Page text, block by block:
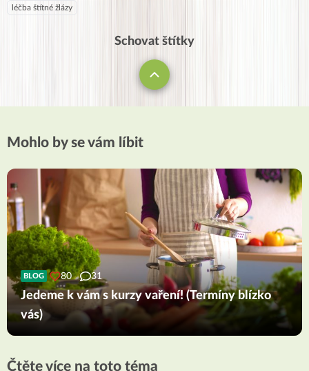
léčba štítné žlázy
Schovat štítky
Mohlo by se vám líbit
BLOG 80 31
Jedeme k vám s kurzy vaření! (Termíny blízko
vás)
Čtěte více na toto téma